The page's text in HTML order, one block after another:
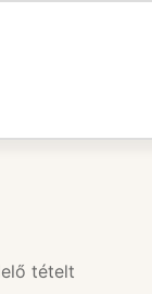
tételt